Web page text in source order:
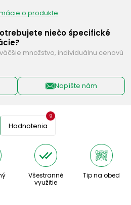
o produkte
niečo špecifické
množstvo, individuálnu cenovú
Napíšte nám
Hodnotenia
9
Všestranné
využitie
Tip na obed